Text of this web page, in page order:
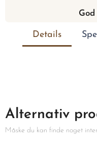
Details
Alternativ
Måske du kan finde noget